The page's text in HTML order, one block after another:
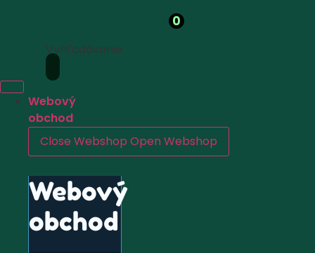
0
Vyhľadávanie
Webový
obchod
Close Webshop Open Webshop
Webový
obchod